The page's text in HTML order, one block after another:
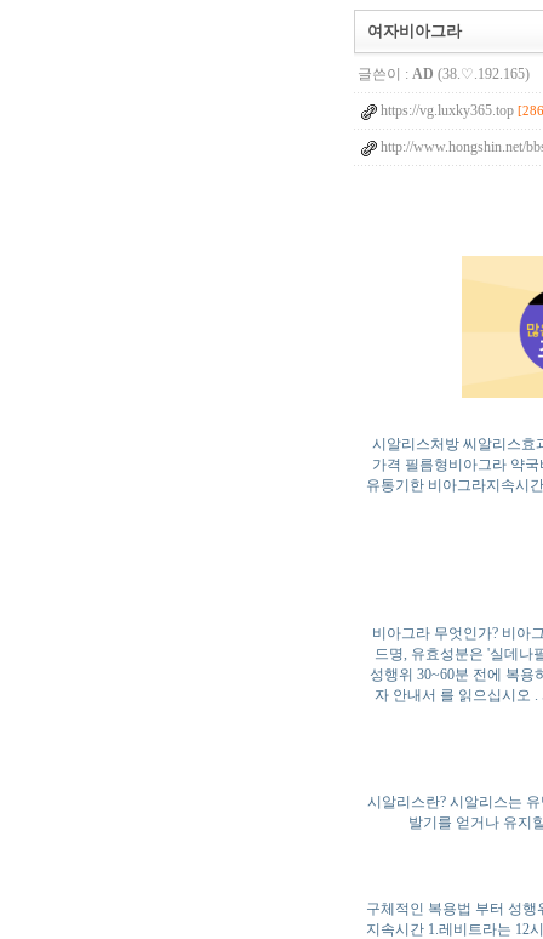
여자비아그라
글쓴이 : AD (38.♡.192.165)
https://vg.luxky365.top
http://www.hongshin.net/
시알리스처방 씨알리스효
가격 필름형비아그라 약
유통기한 비아그라지속시
비아그라 무엇인가? 비아
드명, 유효성분은 '실데나
성행위 30~60분 전에 복
자 안내서 를 읽으십시오
시알리스란? 시알리스는
발기를 얻거나 유지
구체적인 복용법 부터 성
지속시간 1.레비트라는 12